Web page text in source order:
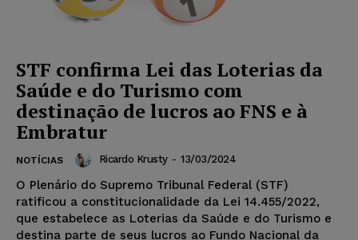
STF confirma Lei das Loterias da
Saúde e do Turismo com
destinação de lucros ao FNS e à
Embratur
NOTÍCIAS Ricardo Krusty - 13/03/2024
O Plenário do Supremo Tribunal Federal (STF)
ratificou a constitucionalidade da Lei 14.455/2022,
que estabelece as Loterias da Saúde e do Turismo e
destina parte de seus lucros ao Fundo Nacional da